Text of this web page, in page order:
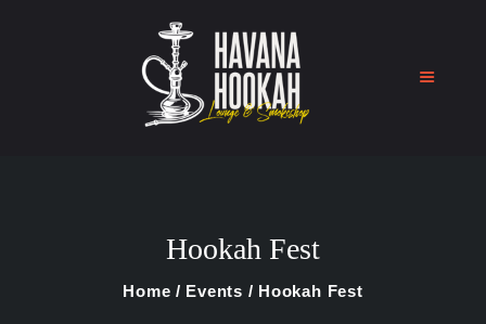
Hookah Fest
Home Events Hookah Fest
About Us
Blog